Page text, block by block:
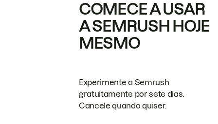
COMECE A USAR
A SEMRUSH HOJE
MESMO
Experimente a Semrush
gratuitamente por sete dias.
Cancele quando quiser.